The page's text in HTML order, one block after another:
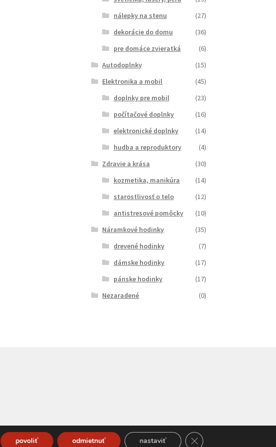
nálepky na stenu
(27)
dekorácie do domu
(36)
pre domáce zvieratká
(6)
Autodoplnky
(15)
Elektronika a mobil
(45)
doplnky pre mobil
(23)
počítačové doplnky
(16)
elektronické doplnky
(14)
hudba a reproduktory
(4)
Zdravie a krása
(30)
kozmetika, manikúra
(14)
starostlivosť o telo
(12)
antistresové pomôcky
(10)
Náramkové hodinky
(35)
drevené hodinky
(7)
dámske hodinky
(17)
pánske hodinky
(17)
Nezaradené
(0)
povoliť odmietnuť nastaviť Close GDPR Cookie